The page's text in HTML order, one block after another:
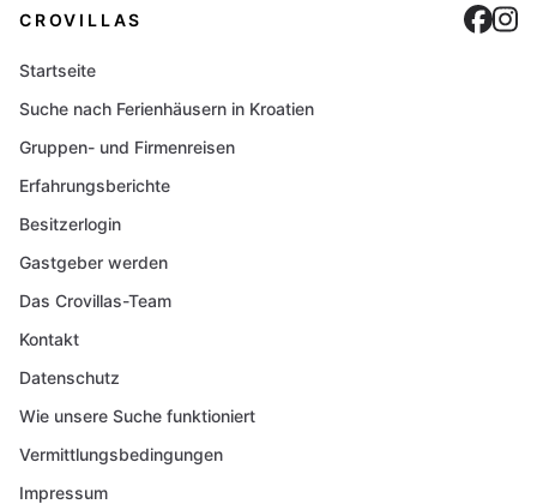
CROVILLAS
Startseite
Suche nach Ferienhäusern in Kroatien
Gruppen- und Firmenreisen
Erfahrungsberichte
Besitzerlogin
Gastgeber werden
Das Crovillas-Team
Kontakt
Datenschutz
Wie unsere Suche funktioniert
Vermittlungsbedingungen
Impressum